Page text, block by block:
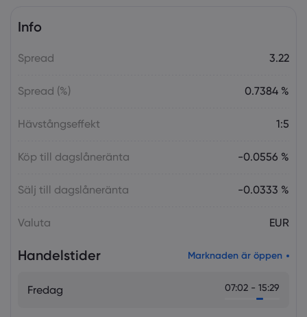
Info
Spread 3.22
Spread (%) 0.7384 %
Hävstångseffekt 1:5
Köp till dagslåneränta -0.0556 %
Sälj till dagslåneränta -0.0333 %
Valuta EUR
Handelstider Marknaden är öppen
Fredag 07:02 - 15:29